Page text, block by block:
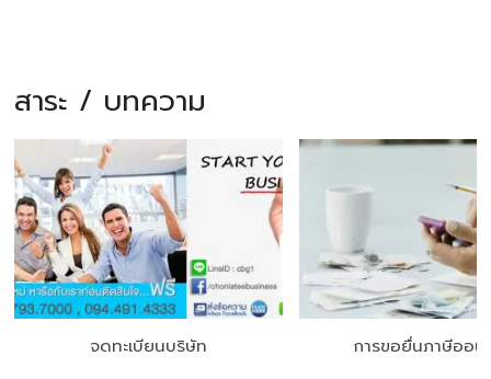
สาระ / บทความ
จดทะเบียนบริษัท การขอยื่นภาษีออน